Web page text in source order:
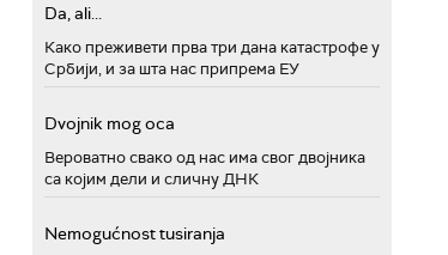
Da, ali...
Како преживети прва три дана катастрофе у
Србији, и за шта нас припрема ЕУ
Dvojnik mog oca
Вероватно свако од нас има свог двојника
са којим дели и сличну ДНК
Nemogućnost tusiranja